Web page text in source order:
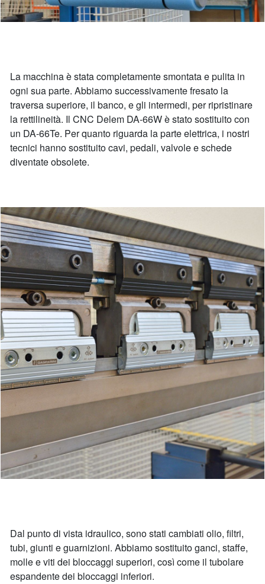
La macchina è stata completamente smontata e pulita in
ogni sua parte. Abbiamo successivamente fresato la
traversa superiore, il banco, e gli intermedi, per ripristinare
la rettilineità. Il CNC Delem DA-66W è stato sostituito con
un DA-66Te. Per quanto riguarda la parte elettrica, i nostri
tecnici hanno sostituito cavi, pedali, valvole e schede
diventate obsolete.
Dal punto di vista idraulico, sono stati cambiati olio, filtri,
tubi, giunti e guarnizioni. Abbiamo sostituito ganci, staffe,
molle e viti dei bloccaggi superiori, così come il tubolare
espandente dei bloccaggi inferiori.